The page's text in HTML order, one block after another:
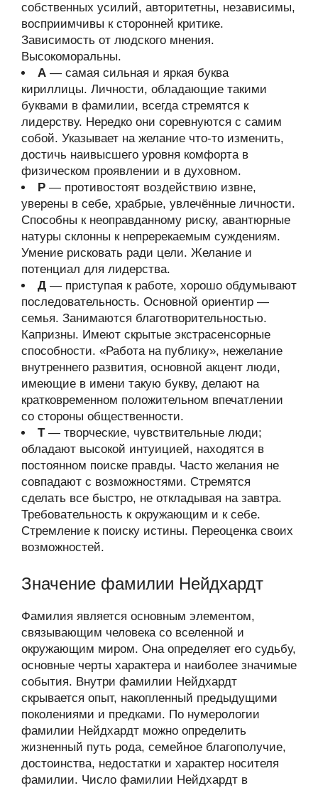
собственных усилий, авторитетны, независимы,
восприимчивы к сторонней критике.
Зависимость от людского мнения.
Высокоморальны.
А — самая сильная и яркая буква
кириллицы. Личности, обладающие такими
буквами в фамилии, всегда стремятся к
лидерству. Нередко они соревнуются с самим
собой. Указывает на желание что-то изменить,
достичь наивысшего уровня комфорта в
физическом проявлении и в духовном.
Р — противостоят воздействию извне,
уверены в себе, храбрые, увлечённые личности.
Способны к неоправданному риску, авантюрные
натуры склонны к непререкаемым суждениям.
Умение рисковать ради цели. Желание и
потенциал для лидерства.
Д — приступая к работе, хорошо обдумывают
последовательность. Основной ориентир —
семья. Занимаются благотворительностью.
Капризны. Имеют скрытые экстрасенсорные
способности. «Работа на публику», нежелание
внутреннего развития, основной акцент люди,
имеющие в имени такую букву, делают на
кратковременном положительном впечатлении
со стороны общественности.
Т— творческие, чувствительные люди;
обладают высокой интуицией, находятся в
постоянном поиске правды. Часто желания не
совпадают с возможностями. Стремятся
сделать все быстро, не откладывая на завтра.
Требовательность к окружающим и к себе.
Стремление к поиску истины. Переоценка своих
возможностей.
Значение фамилии Нейдхардт
Фамилия является основным элементом,
связывающим человека со вселенной и
окружающим миром. Она определяет его судьбу,
основные черты характера и наиболее значимые
события. Внутри фамилии Нейдхардт
скрывается опыт, накопленный предыдущими
поколениями и предками. По нумерологии
фамилии Нейдхардт можно определить
жизненный путь рода, семейное благополучие,
достоинства, недостатки и характер носителя
фамилии. Число фамилии Нейдхардт в